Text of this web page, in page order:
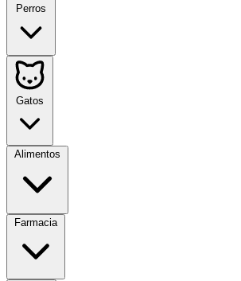
Perros
Gatos
Alimentos
Farmacia